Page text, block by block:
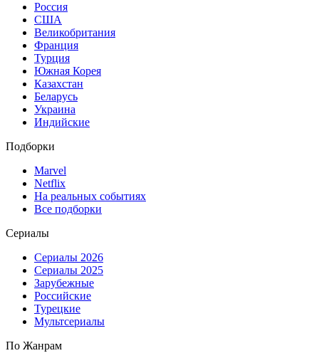
Россия
США
Великобритания
Франция
Турция
Южная Корея
Казахстан
Беларусь
Украина
Индийские
Подборки
Marvel
Netflix
На реальных событиях
Все подборки
Сериалы
Сериалы 2026
Сериалы 2025
Зарубежные
Российские
Турецкие
Мультсериалы
По Жанрам